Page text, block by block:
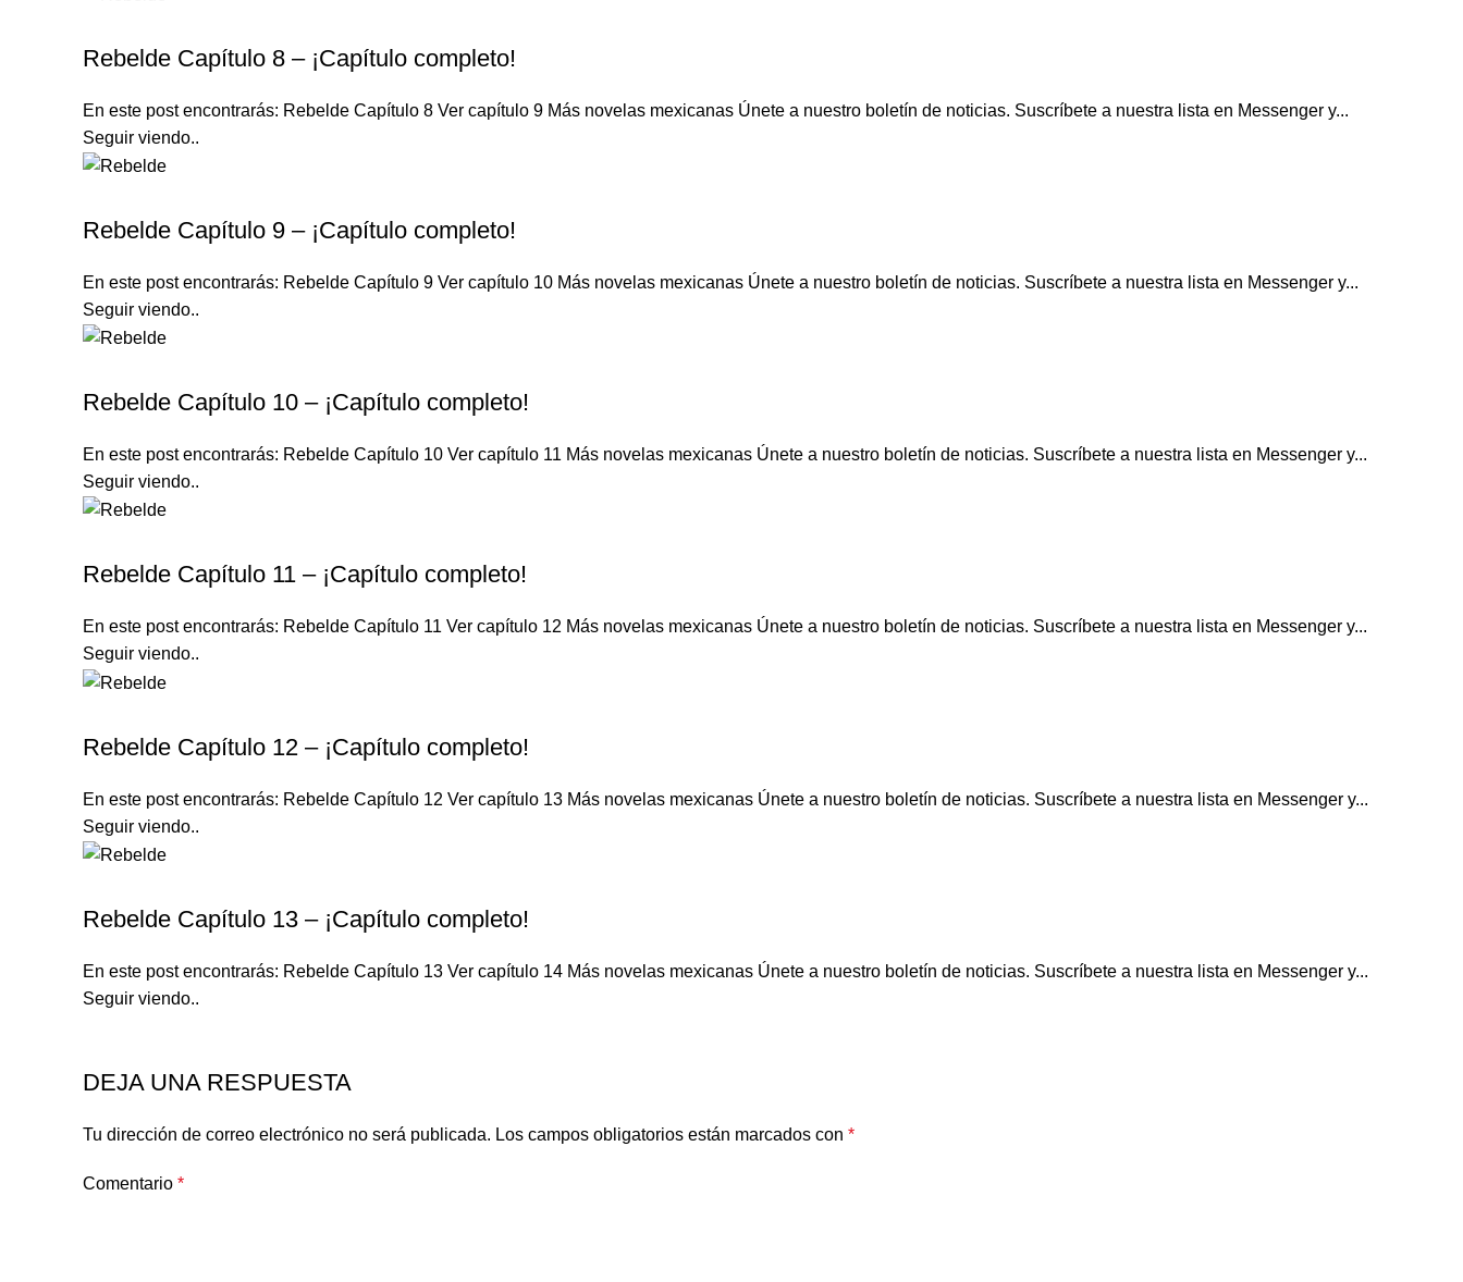
Rebelde Capítulo 8 – ¡Capítulo completo!
En este post encontrarás: Rebelde Capítulo 8 Ver capítulo 9 Más novelas mexicanas Únete a nuestro boletín de noticias. Suscríbete a nuestra lista en Messenger y...
Seguir viendo..
Rebelde Capítulo 9 – ¡Capítulo completo!
En este post encontrarás: Rebelde Capítulo 9 Ver capítulo 10 Más novelas mexicanas Únete a nuestro boletín de noticias. Suscríbete a nuestra lista en Messenger y...
Seguir viendo..
Rebelde Capítulo 10 – ¡Capítulo completo!
En este post encontrarás: Rebelde Capítulo 10 Ver capítulo 11 Más novelas mexicanas Únete a nuestro boletín de noticias. Suscríbete a nuestra lista en Messenger y...
Seguir viendo..
Rebelde Capítulo 11 – ¡Capítulo completo!
En este post encontrarás: Rebelde Capítulo 11 Ver capítulo 12 Más novelas mexicanas Únete a nuestro boletín de noticias. Suscríbete a nuestra lista en Messenger y...
Seguir viendo..
Rebelde Capítulo 12 – ¡Capítulo completo!
En este post encontrarás: Rebelde Capítulo 12 Ver capítulo 13 Más novelas mexicanas Únete a nuestro boletín de noticias. Suscríbete a nuestra lista en Messenger y...
Seguir viendo..
Rebelde Capítulo 13 – ¡Capítulo completo!
En este post encontrarás: Rebelde Capítulo 13 Ver capítulo 14 Más novelas mexicanas Únete a nuestro boletín de noticias. Suscríbete a nuestra lista en Messenger y...
Seguir viendo..
DEJA UNA RESPUESTA
Tu dirección de correo electrónico no será publicada. Los campos obligatorios están marcados con *
Comentario *